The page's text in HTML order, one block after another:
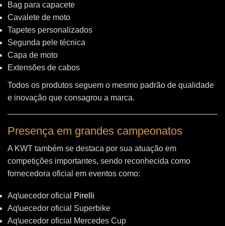
Bag para capacete
Cavalete de moto
Tapetes personalizados
Segunda pele técnica
Capa de moto
Extensões de cabos
Todos os produtos seguem o mesmo padrão de qualidade
e inovação que consagrou a marca.
Presença em grandes campeonatos
A KWT também se destaca por sua atuação em
competições importantes, sendo reconhecida como
fornecedora oficial em eventos como:
Aq\uecedor oficial
Pirelli
Aq\uecedor oficial Superbike
Aq\uecedor oficial Mercedes Cup